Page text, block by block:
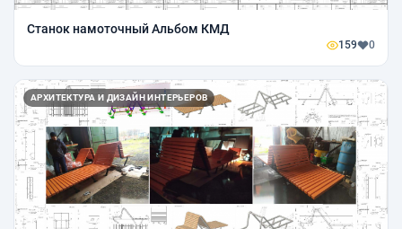
Станок намоточный Альбом КМД
159 0
АРХИТЕКТУРА И ДИЗАЙН ИНТЕРЬЕРОВ